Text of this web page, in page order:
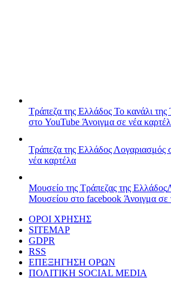
Τράπεζα της Ελλάδος Το κανάλι της
στο YouTube Άνοιγμα σε νέα
Τράπεζα της Ελλάδος Λογαριασμός
νέα καρτέλα
Μουσείο της Τράπεζας της Ελλάδος
Μουσείου στο facebook Άνοιγμα σε
ΟΡΟΙ ΧΡΗΣΗΣ
SITEMAP
GDPR
RSS
ΕΠΕΞΗΓΗΣΗ ΟΡΩΝ
ΠΟΛΙΤΙΚΗ SOCIAL MEDIA